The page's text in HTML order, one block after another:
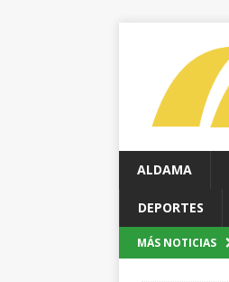
ALDAMA
DEPORTES
MÁS NOTICIAS